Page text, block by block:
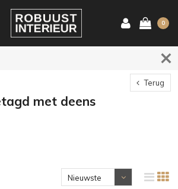
0
Terug
met deens
Nieuwste